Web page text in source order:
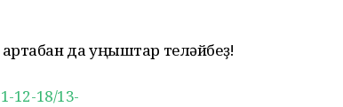
да уңыштар теләйбеҙ!
12-18/13-